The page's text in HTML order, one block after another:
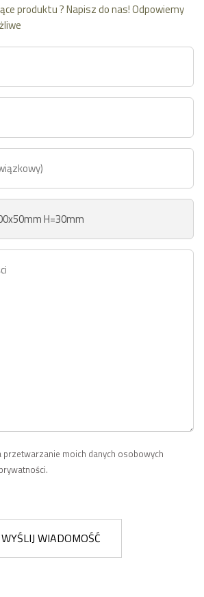
produktu ? Napisz do nas! Odpowiemy
przetwarzanie moich danych osobowych
WYŚLIJ WIADOMOŚĆ